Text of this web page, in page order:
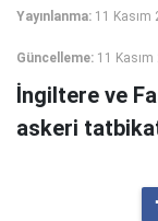
Yayınlanma: 11 Kasım
Güncelleme: 11
İngiltere ve
askeri